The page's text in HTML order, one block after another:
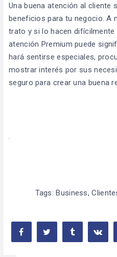
Una buena atención al cliente
beneficios para tu negocio. A
trato y si lo hacen difícilmente
atención Premium puede
hará sentirse especiales,
mostrar interés por sus
seguro para crear una buena
Tags:Business,